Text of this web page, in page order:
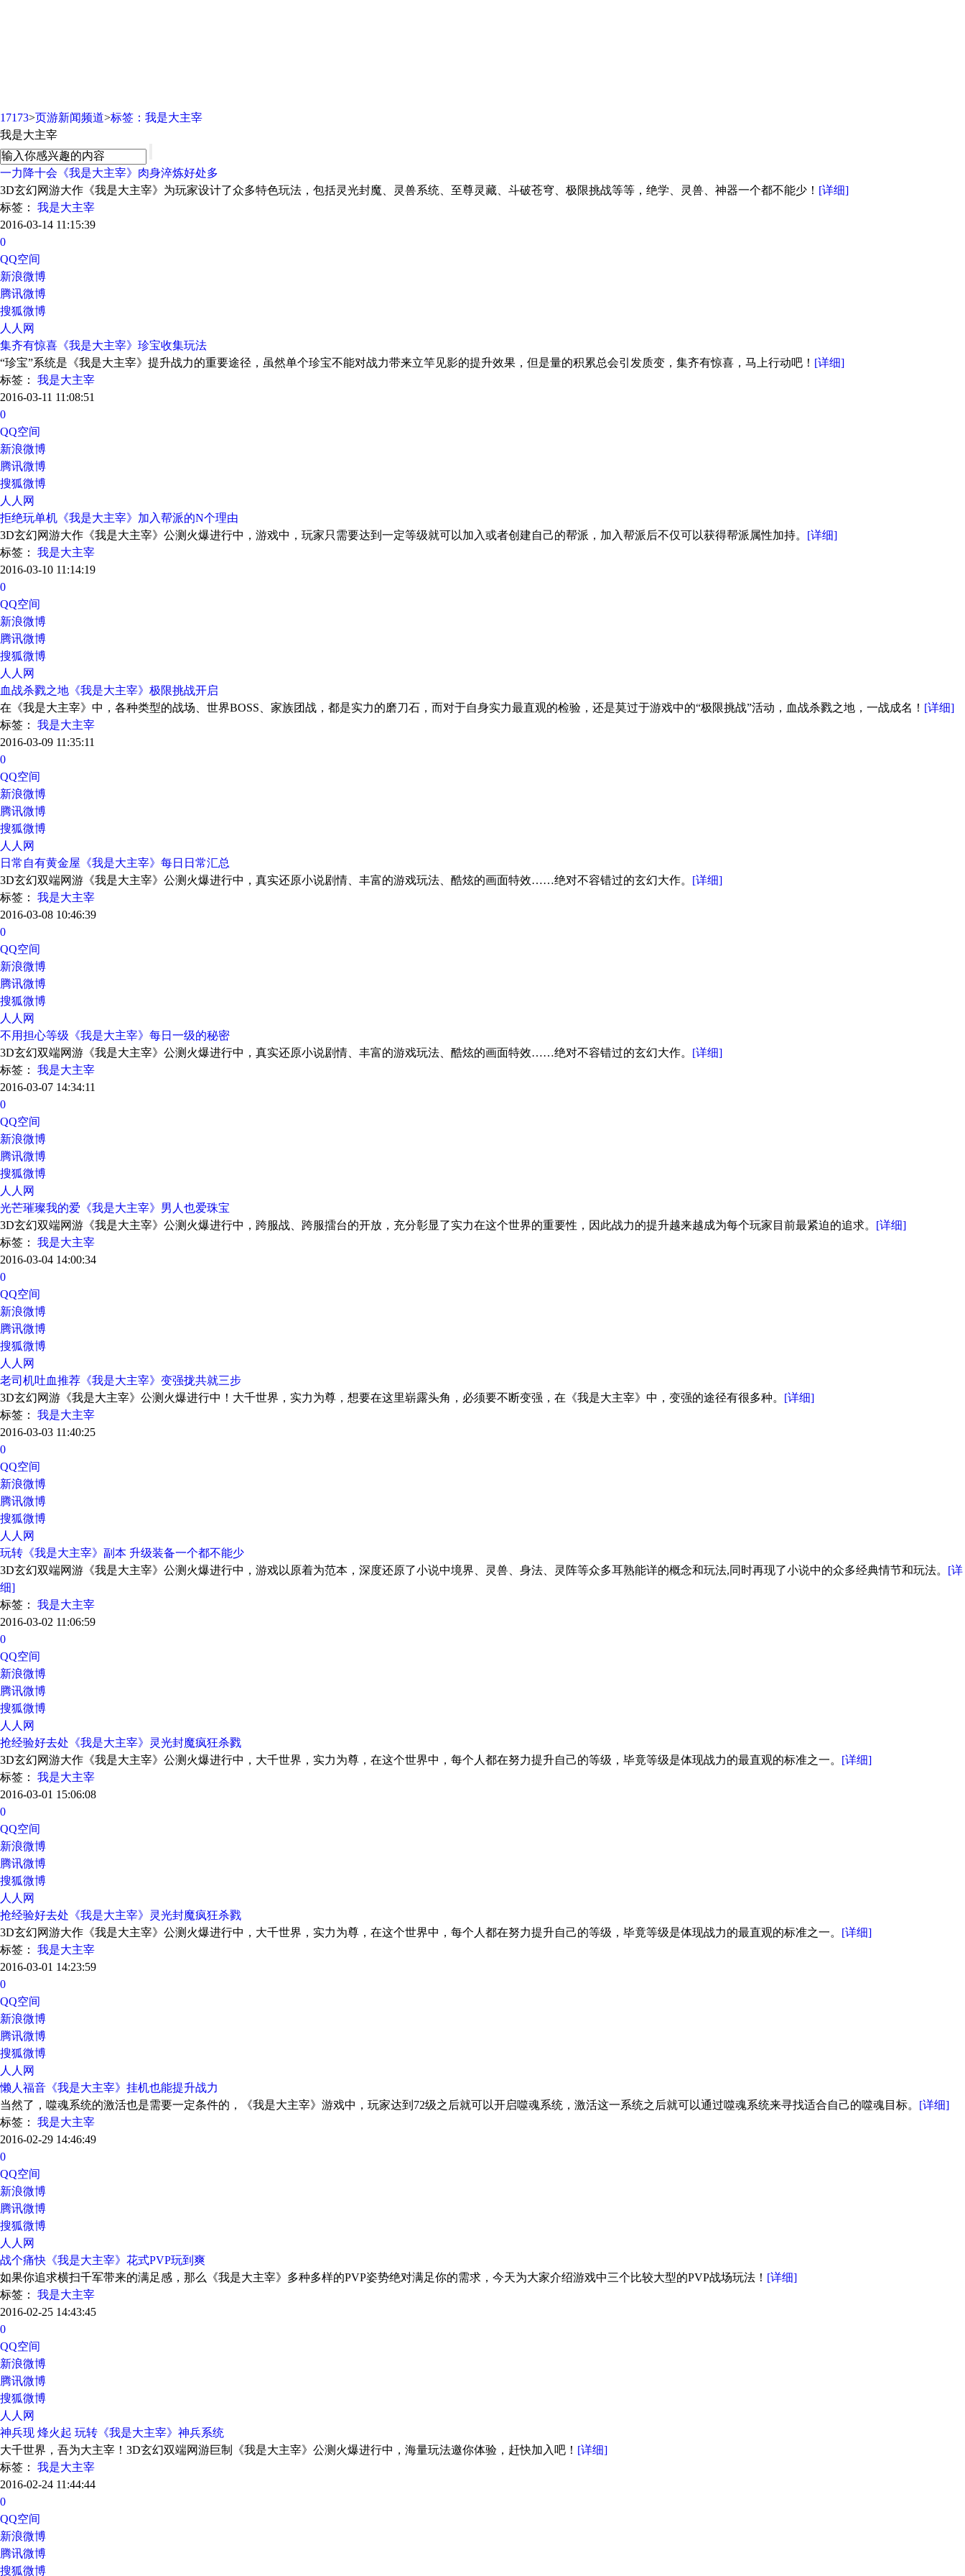
17173>页游新闻频道>标签：我是大主宰
我是大主宰
一力降十会《我是大主宰》肉身淬炼好处多
3D玄幻网游大作《我是大主宰》为玩家设计了众多特色玩法，包括灵光封魔、灵兽系统、至尊灵藏、斗破苍穹、极限挑战等等，绝学、灵兽、神器一个都不能少！ [详细]
标签：
我是大主宰
2016-03-14 11:15:39
0
QQ空间
新浪微博
腾讯微博
搜狐微博
人人网
集齐有惊喜《我是大主宰》珍宝收集玩法
“珍宝”系统是《我是大主宰》提升战力的重要途径，虽然单个珍宝不能对战力带来立竿见影的提升效果，但是量的积累总会引发质变，集齐有惊喜，马上行动吧！ [详细]
标签：
我是大主宰
2016-03-11 11:08:51
0
QQ空间
新浪微博
腾讯微博
搜狐微博
人人网
拒绝玩单机《我是大主宰》加入帮派的N个理由
3D玄幻网游大作《我是大主宰》公测火爆进行中，游戏中，玩家只需要达到一定等级就可以加入或者创建自己的帮派，加入帮派后不仅可以获得帮派属性加持。 [详细]
标签：
我是大主宰
2016-03-10 11:14:19
0
QQ空间
新浪微博
腾讯微博
搜狐微博
人人网
血战杀戮之地《我是大主宰》极限挑战开启
在《我是大主宰》中，各种类型的战场、世界BOSS、家族团战，都是实力的磨刀石，而对于自身实力最直观的检验，还是莫过于游戏中的“极限挑战”活动，血战杀戮之地，一战成名！ [详细]
标签：
我是大主宰
2016-03-09 11:35:11
0
QQ空间
新浪微博
腾讯微博
搜狐微博
人人网
日常自有黄金屋《我是大主宰》每日日常汇总
3D玄幻双端网游《我是大主宰》公测火爆进行中，真实还原小说剧情、丰富的游戏玩法、酷炫的画面特效……绝对不容错过的玄幻大作。 [详细]
标签：
我是大主宰
2016-03-08 10:46:39
0
QQ空间
新浪微博
腾讯微博
搜狐微博
人人网
不用担心等级《我是大主宰》每日一级的秘密
3D玄幻双端网游《我是大主宰》公测火爆进行中，真实还原小说剧情、丰富的游戏玩法、酷炫的画面特效……绝对不容错过的玄幻大作。 [详细]
标签：
我是大主宰
2016-03-07 14:34:11
0
QQ空间
新浪微博
腾讯微博
搜狐微博
人人网
光芒璀璨我的爱《我是大主宰》男人也爱珠宝
3D玄幻双端网游《我是大主宰》公测火爆进行中，跨服战、跨服擂台的开放，充分彰显了实力在这个世界的重要性，因此战力的提升越来越成为每个玩家目前最紧迫的追求。 [详细]
标签：
我是大主宰
2016-03-04 14:00:34
0
QQ空间
新浪微博
腾讯微博
搜狐微博
人人网
老司机吐血推荐《我是大主宰》变强拢共就三步
3D玄幻网游《我是大主宰》公测火爆进行中！大千世界，实力为尊，想要在这里崭露头角，必须要不断变强，在《我是大主宰》中，变强的途径有很多种。 [详细]
标签：
我是大主宰
2016-03-03 11:40:25
0
QQ空间
新浪微博
腾讯微博
搜狐微博
人人网
玩转《我是大主宰》副本 升级装备一个都不能少
3D玄幻双端网游《我是大主宰》公测火爆进行中，游戏以原着为范本，深度还原了小说中境界、灵兽、身法、灵阵等众多耳熟能详的概念和玩法,同时再现了小说中的众多经典情节和玩法。 [详
细]
标签：
我是大主宰
2016-03-02 11:06:59
0
QQ空间
新浪微博
腾讯微博
搜狐微博
人人网
抢经验好去处《我是大主宰》灵光封魔疯狂杀戮
3D玄幻网游大作《我是大主宰》公测火爆进行中，大千世界，实力为尊，在这个世界中，每个人都在努力提升自己的等级，毕竟等级是体现战力的最直观的标准之一。 [详细]
标签：
我是大主宰
2016-03-01 15:06:08
0
QQ空间
新浪微博
腾讯微博
搜狐微博
人人网
抢经验好去处《我是大主宰》灵光封魔疯狂杀戮
3D玄幻网游大作《我是大主宰》公测火爆进行中，大千世界，实力为尊，在这个世界中，每个人都在努力提升自己的等级，毕竟等级是体现战力的最直观的标准之一。 [详细]
标签：
我是大主宰
2016-03-01 14:23:59
0
QQ空间
新浪微博
腾讯微博
搜狐微博
人人网
懒人福音《我是大主宰》挂机也能提升战力
当然了，噬魂系统的激活也是需要一定条件的，《我是大主宰》游戏中，玩家达到72级之后就可以开启噬魂系统，激活这一系统之后就可以通过噬魂系统来寻找适合自己的噬魂目标。 [详细]
标签：
我是大主宰
2016-02-29 14:46:49
0
QQ空间
新浪微博
腾讯微博
搜狐微博
人人网
战个痛快《我是大主宰》花式PVP玩到爽
如果你追求横扫千军带来的满足感，那么《我是大主宰》多种多样的PVP姿势绝对满足你的需求，今天为大家介绍游戏中三个比较大型的PVP战场玩法！ [详细]
标签：
我是大主宰
2016-02-25 14:43:45
0
QQ空间
新浪微博
腾讯微博
搜狐微博
人人网
神兵现 烽火起 玩转《我是大主宰》神兵系统
大千世界，吾为大主宰！3D玄幻双端网游巨制《我是大主宰》公测火爆进行中，海量玩法邀你体验，赶快加入吧！ [详细]
标签：
我是大主宰
2016-02-24 11:44:44
0
QQ空间
新浪微博
腾讯微博
搜狐微博